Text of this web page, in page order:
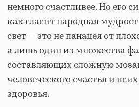
немного счастливее. Но его
как гласит народная
свет — это не панацея от
а лишь один из множества
составляющих сложную
человеческого счастья и
здоровья.